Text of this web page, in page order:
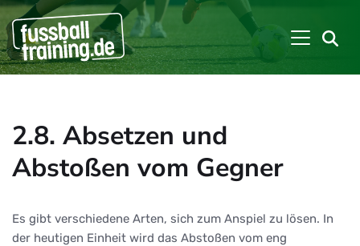
2.8. Absetzen und
Abstoßen vom Gegner
Es gibt verschiedene Arten, sich zum Anspiel zu lösen. In
der heutigen Einheit wird das Abstoßen vom eng